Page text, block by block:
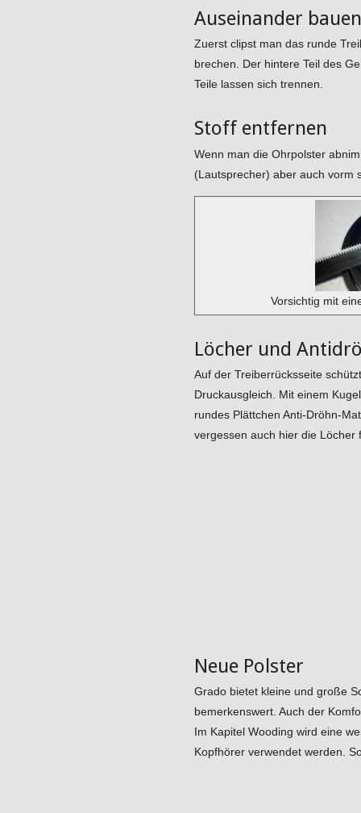
Auseinander bauen
Zuerst clipst man das runde
brechen. Der hintere Teil des
Teile lassen sich trennen.
Stoff entfernen
Wenn man die Ohrpolster
(Lautsprecher) aber auch vorm
Vorsichtig mit
Löcher und
Auf der Treiberrücksseite
Druckausgleich. Mit einem
rundes Plättchen Anti-Dröhn-
vergessen auch hier die Löcher
Neue Polster
Grado bietet kleine und große
bemerkenswert. Auch der
Im Kapitel Wooding wird eine
Kopfhörer verwendet werden.